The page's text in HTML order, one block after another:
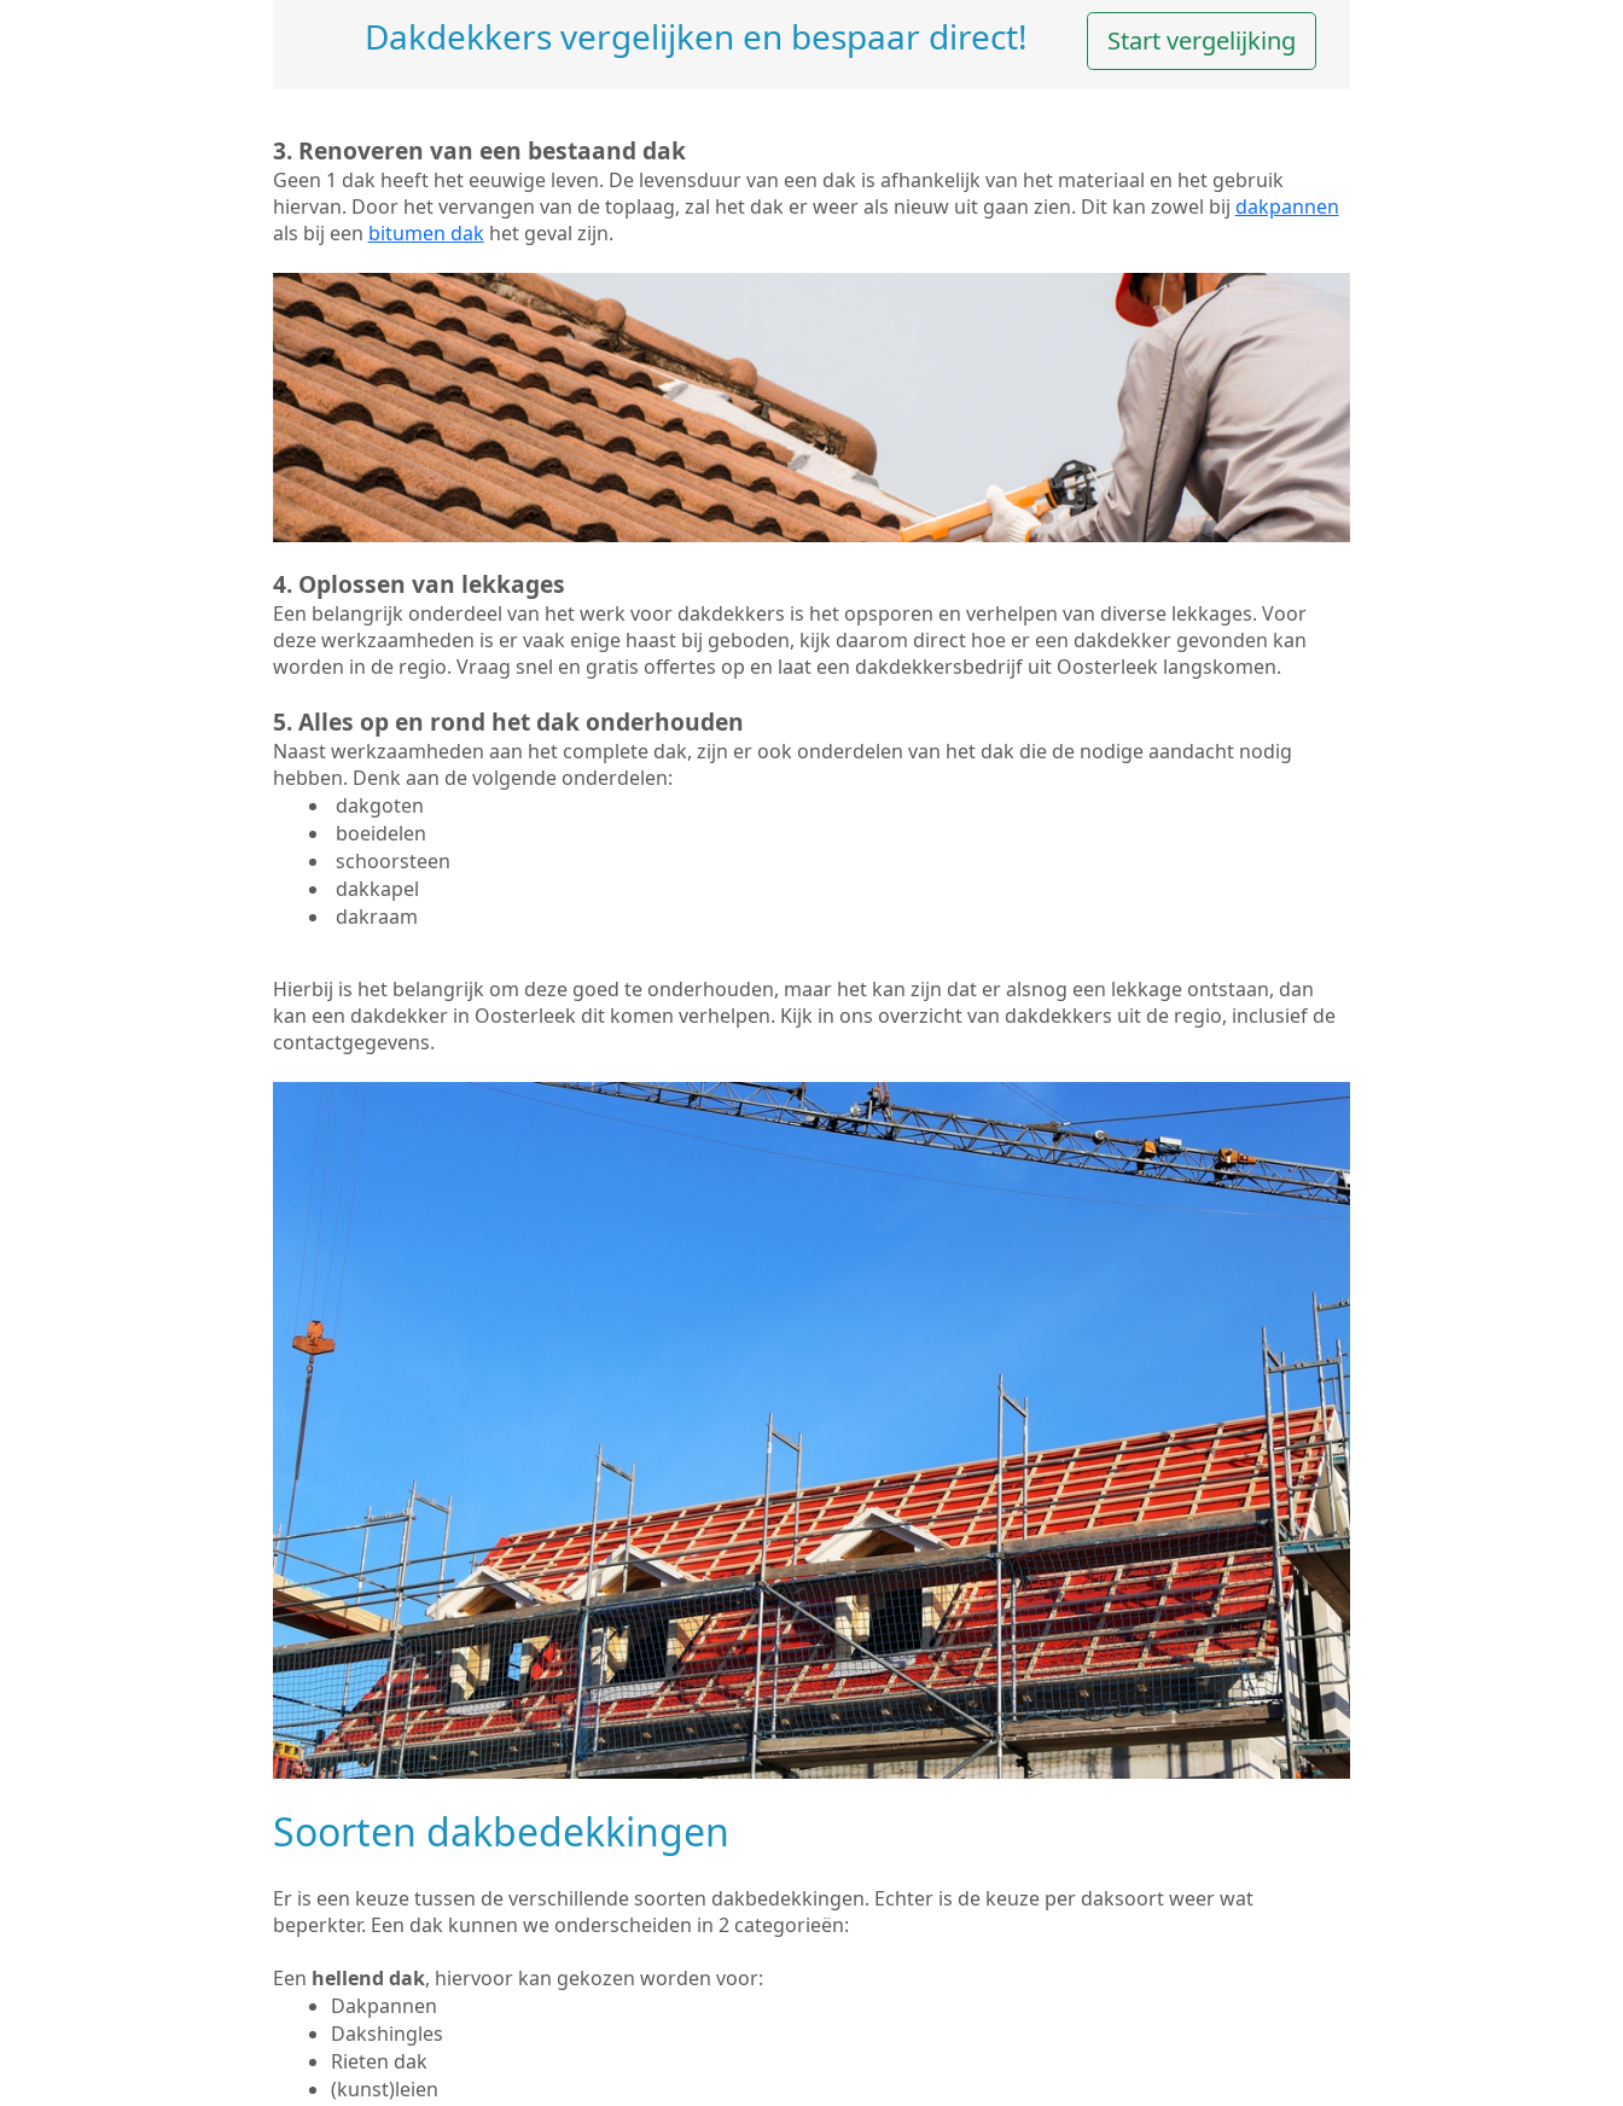
Dakdekkers vergelijken en bespaar direct! Start vergelijking
3. Renoveren van een bestaand dak
Geen 1 dak heeft het eeuwige leven. De levensduur van een dak is afhankelijk van het materiaal en het gebruik
hiervan. Door het vervangen van de toplaag, zal het dak er weer als nieuw uit gaan zien. Dit kan zowel bij dakpannen
als bij een bitumen dakhet geval zijn.
4. Oplossen van lekkages
Een belangrijk onderdeel van het werk voor dakdekkers is het opsporen en verhelpen van diverse lekkages. Voor
deze werkzaamheden is er vaak enige haast bij geboden, kijk daarom direct hoe er een dakdekker gevonden kan
worden in de regio. Vraag snel en gratis offertes op en laat een dakdekkersbedrijf uit Oosterleek langskomen.
5. Alles op en rond het dak onderhouden
Naast werkzaamheden aan het complete dak, zijn er ook onderdelen van het dak die de nodige aandacht nodig
hebben. Denk aan de volgende onderdelen:
dakgoten
boeidelen
schoorsteen
dakkapel
dakraam
Hierbij is het belangrijk om deze goed te onderhouden, maar het kan zijn dat er alsnog een lekkage ontstaan, dan
kan een dakdekker in Oosterleek dit komen verhelpen. Kijk in ons overzicht van dakdekkers uit de regio, inclusief de
contactgegevens.
Soorten dakbedekkingen
Er is een keuze tussen de verschillende soorten dakbedekkingen. Echter is de keuze per daksoort weer wat
beperkter. Een dak kunnen we onderscheiden in 2 categorieën:
Een hellend dak, hiervoor kan gekozen worden voor:
Dakpannen
Dakshingles
Rieten dak
(kunst)leien